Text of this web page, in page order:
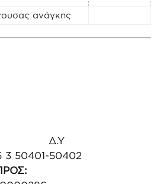
ανάγκης
3 50401-50402